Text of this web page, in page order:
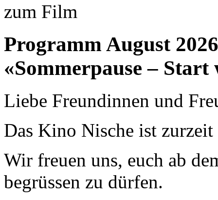
zum Film
Programm August 2026
«Sommerpause – Start
Liebe Freundinnen und
Das Kino Nische ist zurzeit
Wir freuen uns, euch ab
begrüssen zu dürfen.